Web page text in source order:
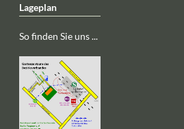
Lageplan
So finden Sie uns ...